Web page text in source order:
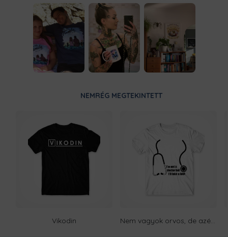
NEMRÉG MEGTEKINTETT
Vikodin Nem vagyok orvos, de azért vetek rád egy pillantást